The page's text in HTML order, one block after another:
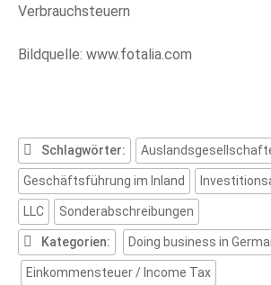
Verbrauchsteuern
Bildquelle: www.fotalia.com
Schlagwörter:
Geschäftsführung im Inland
LLC Sonderabschreibungen
Kategorien: Doing business in
Einkommensteuer / Income Tax